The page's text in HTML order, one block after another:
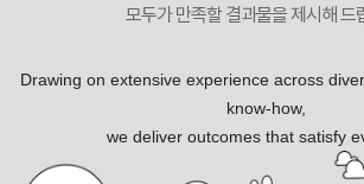
모두가 만족할 결과물을 제시해 드
Drawing on extensive experience across
know-how,
we deliver outcomes that satisfy